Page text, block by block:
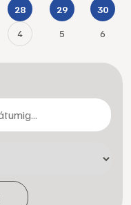
28 29 30
4 5 6